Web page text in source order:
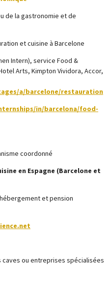
de la gastronomie et de
et cuisine à Barcelone
Intern), service Food &
Arts, Kimpton Vividora, Accor,
a/barcelone/restauration
in/barcelona/food-
coordonné
en Espagne (Barcelone et
et pension
caves ou entreprises spécialisées